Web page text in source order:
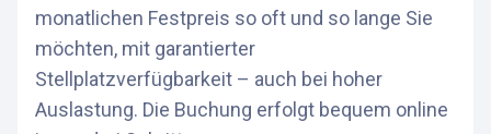
monatlichen Festpreis so oft und so lange Sie
möchten, mit garantierter
Stellplatzverfügbarkeit – auch bei hoher
Auslastung. Die Buchung erfolgt bequem online